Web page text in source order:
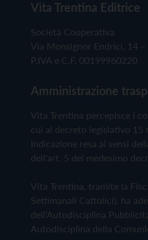
Vita Trentina Editrice
Società Cooperativa
Via Monsignor Endrici, 14
P.IVA e C.F. 00199960220
Amministrazione
Vita Trentina percepisce i
cui al decreto legislativo 15
Indicazione resa ai sensi
dell'art. 5 del medesimo
Vita Trentina, tramite la
Settimanali Cattolici), ha
dell'Autodisciplina
Autodisciplina della